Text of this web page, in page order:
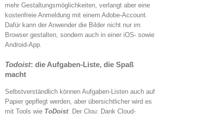
mehr Gestaltungsmöglichkeiten, verlangt aber eine
kostenfreie Anmeldung mit einem Adobe-Account.
Dafür kann der Anwender die Bilder nicht nur im
Browser gestalten, sondern auch in einer iOS- sowie
Android-App.
Todoist: die Aufgaben-Liste, die Spaß
macht
Selbstverständlich können Aufgaben-Listen auch auf
Papier gepflegt werden, aber übersichtlicher wird es
mit Tools wie ToDoist. Der Clou: Dank Cloud-